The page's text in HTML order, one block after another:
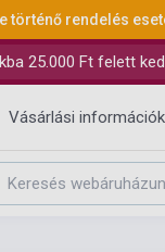
történő rendelés
25.000 Ft felett
Vásárlási információk